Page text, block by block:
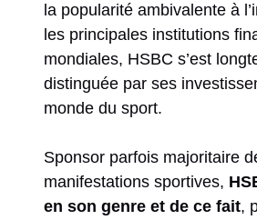
la popularité ambivalente à
les principales institutions
mondiales, HSBC s’est
distinguée par ses
monde du sport.
Sponsor parfois majoritaire
manifestations sportives,
en son genre et de ce fait,